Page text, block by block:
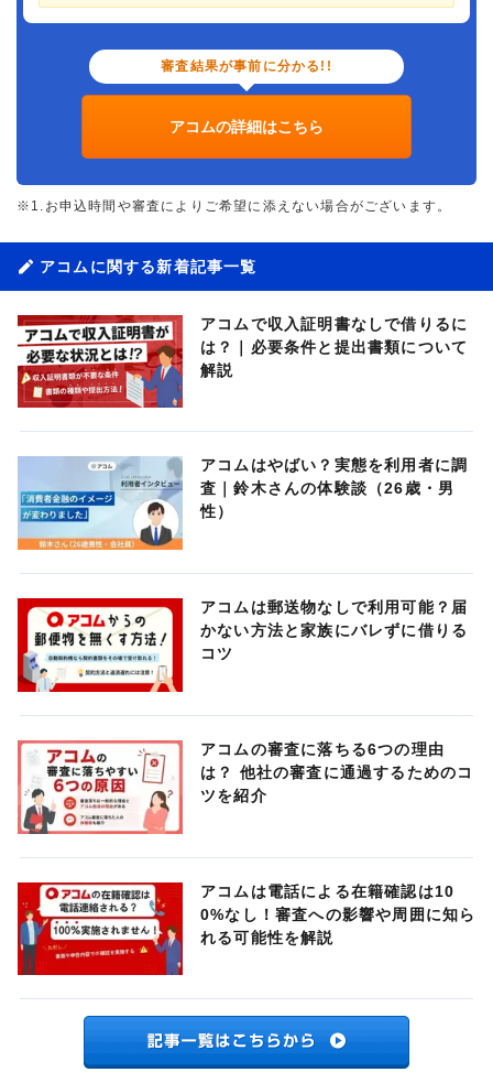
審査結果が事前に分かる!!
アコムの詳細はこちら
※1.お申込時間や審査によりご希望に添えない場合がございます。
アコムに関する新着記事一覧
アコムで収入証明書なしで借りるに
は？｜必要条件と提出書類について
解説
アコムはやばい？実態を利用者に調
査｜鈴木さんの体験談（26歳・男
性）
アコムは郵送物なしで利用可能？届
かない方法と家族にバレずに借りる
コツ
アコムの審査に落ちる6つの理由
は？ 他社の審査に通過するためのコ
ツを紹介
アコムは電話による在籍確認は10
0%なし！審査への影響や周囲に知ら
れる可能性を解説